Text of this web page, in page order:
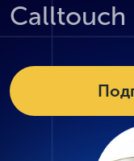
Calltouch